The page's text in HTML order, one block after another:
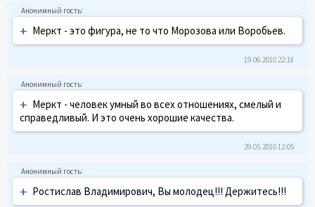
+ Меркт - это фигура, не то что Морозова или Воробьев.
19.06.2010 22:18
+ Меркт - человек умный во всех отношениях, смелый и
справедливый. И это очень хорошие качества.
29.05.2010 12:05
+ Ростислав Владимирович, Вы молодец!!! Держитесь!!!